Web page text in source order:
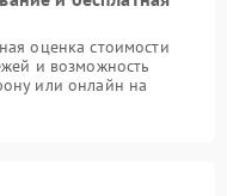
оценка стоимости
и возможность
или онлайн на